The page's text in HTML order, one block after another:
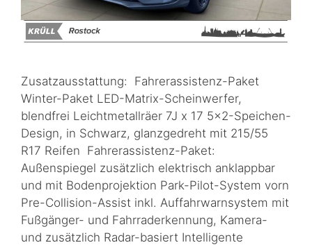
Zusatzausstattung: Fahrerassistenz-Paket
Winter-Paket LED-Matrix-Scheinwerfer,
blendfrei Leichtmetallräer 7J x 17 5×2-Speichen-
Design, in Schwarz, glanzgedreht mit 215/55
R17 Reifen Fahrerassistenz-Paket:
Außenspiegel zusätzlich elektrisch anklappbar
und mit Bodenprojektion Park-Pilot-System vorn
Pre-Collision-Assist inkl. Auffahrwarnsystem mit
Fußgänger- und Fahrraderkennung, Kamera-
und zusätzlich Radar-basiert Intelligente